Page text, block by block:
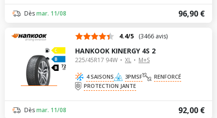
96,90 €
Dèsmar. 11/08
72
dB
4.4/5 (3466 avis)
HANKOOK KINERGY 4S 2
225/45R17 94W XL M+S
4 SAISONS 3PMSF
RENFORCÉ
PROTECTION JANTE
92,00 €
Dèsmar. 11/08